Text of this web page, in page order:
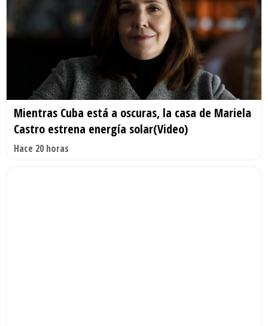
Mientras Cuba está a oscuras, la casa de Mariela
Castro estrena energía solar(Video)
Hace 20 horas